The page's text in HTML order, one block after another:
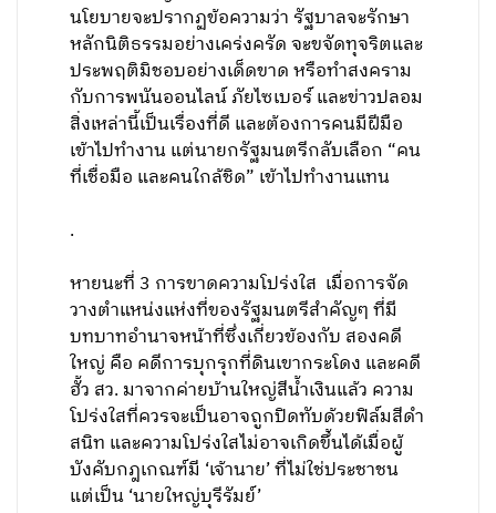
นโยบายจะปรากฏข้อความว่า รัฐบาลจะรักษา
หลักนิติธรรมอย่างเคร่งครัด จะขจัดทุจริตและ
ประพฤติมิชอบอย่างเด็ดขาด หรือทำสงคราม
กับการพนันออนไลน์ ภัยไซเบอร์ และข่าวปลอม
สิ่งเหล่านี้เป็นเรื่องที่ดี และต้องการคนมีฝีมือ
เข้าไปทำงาน แต่นายกรัฐมนตรีกลับเลือก “คน
ที่เชื่อมือ และคนใกล้ชิด” เข้าไปทำงานแทน
.
หายนะที่ 3 การขาดความโปร่งใส เมื่อการจัด
วางตำแหน่งแห่งที่ของรัฐมนตรีสำคัญๆ ที่มี
บทบาทอำนาจหน้าที่ซึ่งเกี่ยวข้องกับ สองคดี
ใหญ่ คือ คดีการบุกรุกที่ดินเขากระโดง และคดี
ฮั้ว สว. มาจากค่ายบ้านใหญ่สีน้ำเงินแล้ว ความ
โปร่งใสที่ควรจะเป็นอาจถูกปิดทับด้วยฟิล์มสีดำ
สนิท และความโปร่งใสไม่อาจเกิดขึ้นได้เมื่อผู้
บังคับกฎเกณฑ์มี ‘เจ้านาย’ ที่ไม่ใช่ประชาชน
แต่เป็น ‘นายใหญ่บุรีรัมย์’